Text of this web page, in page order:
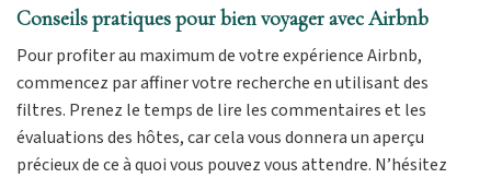
Conseils pratiques pour bien voyager avec Airbnb
Pour profiter au maximum de votre expérience Airbnb,
commencez par affiner votre recherche en utilisant des
filtres. Prenez le temps de lire les commentaires et les
évaluations des hôtes, car cela vous donnera un aperçu
précieux de ce à quoi vous pouvez vous attendre. N’hésitez